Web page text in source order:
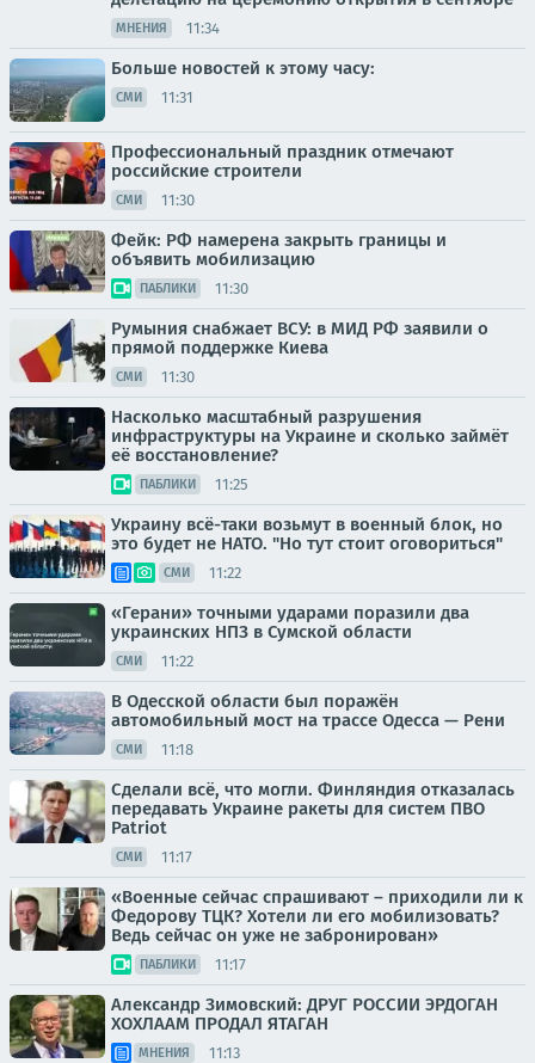
МНЕНИЯ 11:34
Больше новостей к этому часу:
СМИ 11:31
Профессиональный праздник отмечают
российские строители
СМИ 11:30
Фейк: РФ намерена закрыть границы и
объявить мобилизацию
ПАБЛИКИ 11:30
Румыния снабжает ВСУ: в МИД РФ заявили о
прямой поддержке Киева
СМИ 11:30
Насколько масштабный разрушения
инфраструктуры на Украине и сколько займёт
её восстановление?
ПАБЛИКИ 11:25
Украину всё-таки возьмут в военный блок, но
это будет не НАТО. "Но тут стоит оговориться"
СМИ 11:22
«Герани» точными ударами поразили два
украинских НПЗ в Сумской области
СМИ 11:22
В Одесской области был поражён
автомобильный мост на трассе Одесса — Рени
СМИ 11:18
Сделали всё, что могли. Финляндия отказалась
передавать Украине ракеты для систем ПВО
Patriot
СМИ 11:17
«Военные сейчас спрашивают – приходили ли к
Федорову ТЦК? Хотели ли его мобилизовать?
Ведь сейчас он уже не забронирован»
ПАБЛИКИ 11:17
Александр Зимовский: ДРУГ РОССИИ ЭРДОГАН
ХОХЛААМ ПРОДАЛ ЯТАГАН
МНЕНИЯ 11:13